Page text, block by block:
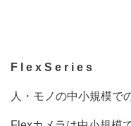
F l e x S e r i e s
人・モノの中小規模で